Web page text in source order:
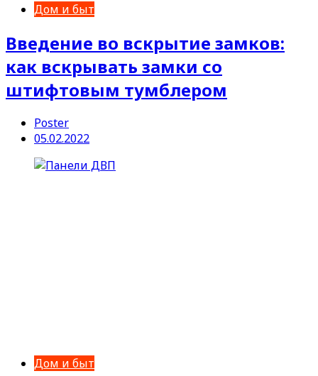
Дом и быт
Введение во вскрытие замков:
как вскрывать замки со
штифтовым тумблером
Poster
05.02.2022
Дом и быт